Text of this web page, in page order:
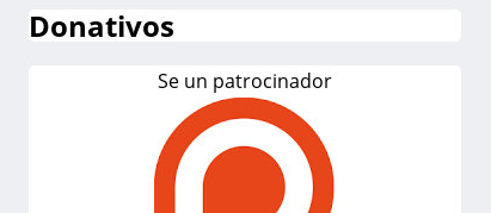
Donativos
Se un patrocinador